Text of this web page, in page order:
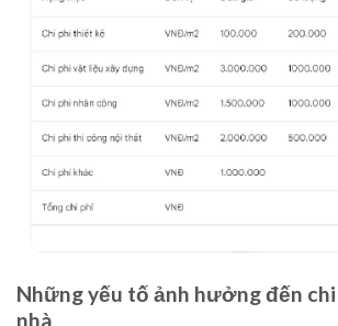
Những yếu tố ảnh hưởng đến
nhà